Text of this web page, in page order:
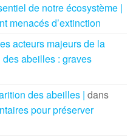
de notre écosystème |
menacés d’extinction
acteurs majeurs de la
abeilles : graves
des abeilles | dans
pour préserver